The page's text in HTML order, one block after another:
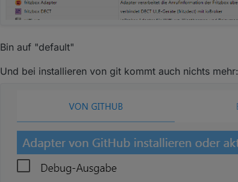
Bin auf "default"
Und bei installieren von git kommt auch nichts mehr: